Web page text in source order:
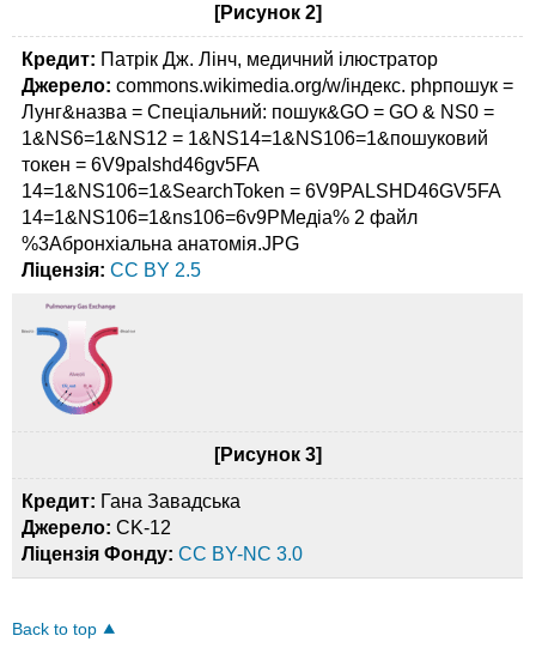
[Рисунок 2]
Кредит: Патрік Дж. Лінч, медичний ілюстратор
Джерело: commons.wikimedia.org/w/індекс. phpпошук =
Лунг&назва = Спеціальний: пошук&GO = GO & NS0 =
1&NS6=1&NS12 = 1&NS14=1&NS106=1&пошуковий
токен = 6V9palshd46gv5FA
14=1&NS106=1&SearchToken = 6V9PALSHD46GV5FA
14=1&NS106=1&ns106=6v9PМедіа% 2 файл
%3Абронхіальна анатомія.JPG
Ліцензія: CC BY 2.5
[Рисунок 3]
Кредит: Гана Завадська
Джерело: CK-12
Ліцензія Фонду: CC BY-NC 3.0
Back to top